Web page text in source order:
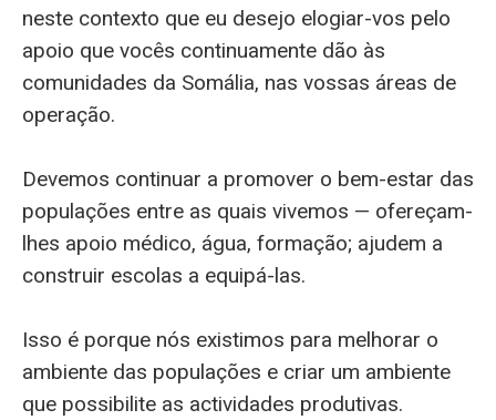
neste contexto que eu desejo elogiar-vos pelo
apoio que vocês continuamente dão às
comunidades da Somália, nas vossas áreas de
operação.
Devemos continuar a promover o bem-estar das
populações entre as quais vivemos — ofereçam-
lhes apoio médico, água, formação; ajudem a
construir escolas a equipá-las.
Isso é porque nós existimos para melhorar o
ambiente das populações e criar um ambiente
que possibilite as actividades produtivas.